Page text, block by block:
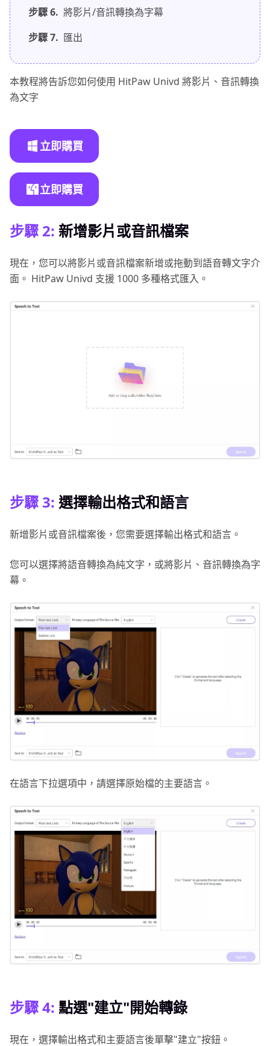
步驟 6. 將影片/音訊轉換為字幕
步驟 7. 匯出
本教程將告訴您如何使用 HitPaw Univd 將影片、音訊轉換
為文字
立即購買
立即購買
步驟 2: 新增影片或音訊檔案
現在，您可以將影片或音訊檔案新增或拖動到語音轉文字介
面。 HitPaw Univd 支援 1000 多種格式匯入。
步驟 3: 選擇輸出格式和語言
新增影片或音訊檔案後，您需要選擇輸出格式和語言。
您可以選擇將語音轉換為純文字，或將影片、音訊轉換為字
幕。
在語言下拉選項中，請選擇原始檔的主要語言。
步驟 4: 點選"建立"開始轉錄
現在，選擇輸出格式和主要語言後單擊"建立"按鈕。